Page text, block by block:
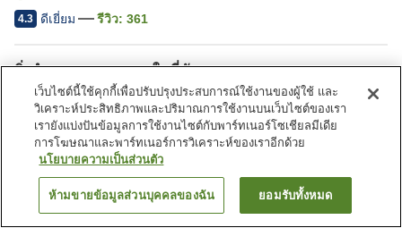
4.3 ดีเยี่ยม รีวิว: 361
สิ่งอำนวยความสะดวกในที่พัก
ที่จอดรถ
สปา/บิวตี้ซาลอน
ร้านอาหาร
ตู้จำหน่ายอัตโนมัติ
หน้าแรก ญี่ปุ่น มิยางิ
Hotel Route-Inn Natori Iwanuma Inter
ค้นหาห้องพัก
เว็บไซต์นี้ใช้คุกกี้เพื่อปรับปรุงประสบการณ์ใช้งานของผู้ใช้ และ
วิเคราะห์ประสิทธิภาพและปริมาณการใช้งานบนเว็บไซต์ของเรา
เรายังแบ่งปันข้อมูลการใช้งานไซต์กับพาร์ทเนอร์โซเชียลมีเดีย
การโฆษณาและพาร์ทเนอร์การวิเคราะห์ของเราอีกด้วย
นโยบายความเป็นส่วนตัว
ห้ามขายข้อมูลส่วนบุคคลของฉัน ยอมรับทั้งหมด